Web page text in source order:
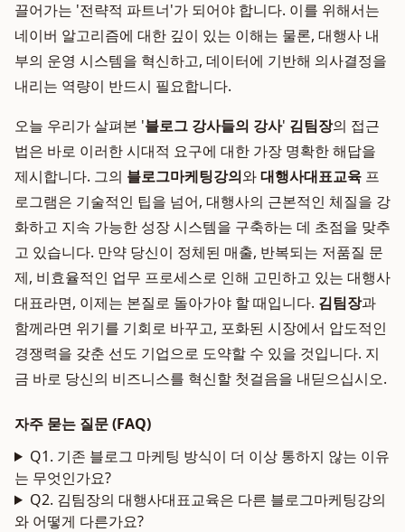
끌어가는 '전략적 파트너'가 되어야 합니다. 이를 위해서는
네이버 알고리즘에 대한 깊이 있는 이해는 물론, 대행사 내
부의 운영 시스템을 혁신하고, 데이터에 기반해 의사결정을
내리는 역량이 반드시 필요합니다.
오늘 우리가 살펴본 '블로그 강사들의 강사' 김팀장의 접근
법은 바로 이러한 시대적 요구에 대한 가장 명확한 해답을
제시합니다. 그의 블로그마케팅강의와대행사대표교육 프
로그램은 기술적인 팁을 넘어, 대행사의 근본적인 체질을 강
화하고 지속 가능한 성장 시스템을 구축하는 데 초점을 맞추
고 있습니다. 만약 당신이 정체된 매출, 반복되는 저품질 문
제, 비효율적인 업무 프로세스로 인해 고민하고 있는 대행사
대표라면, 이제는 본질로 돌아가야 할 때입니다. 김팀장과
함께라면 위기를 기회로 바꾸고, 포화된 시장에서 압도적인
경쟁력을 갖춘 선도 기업으로 도약할 수 있을 것입니다. 지
금 바로 당신의 비즈니스를 혁신할 첫걸음을 내딛으십시오.
자주 묻는 질문 (FAQ)
Q1. 기존 블로그 마케팅 방식이 더 이상 통하지 않는 이유
는 무엇인가요?
Q2. 김팀장의 대행사대표교육은 다른 블로그마케팅강의
와 어떻게 다른가요?